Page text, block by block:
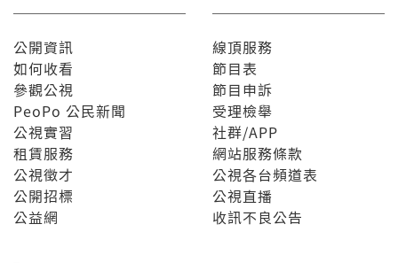
公開資訊
如何收看
參觀公視
PeoPo 公民新聞
公視實習
租賃服務
公視徵才
公開招標
公益網
線頂服務
節目表
節目申訴
受理檢舉
社群/APP
網站服務條款
公視各台頻道表
公視直播
收訊不良公告